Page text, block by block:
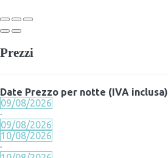
Prezzi
Date Prezzo per notte (IVA inclusa)
09/08/2026
·
09/08/2026
10/08/2026
·